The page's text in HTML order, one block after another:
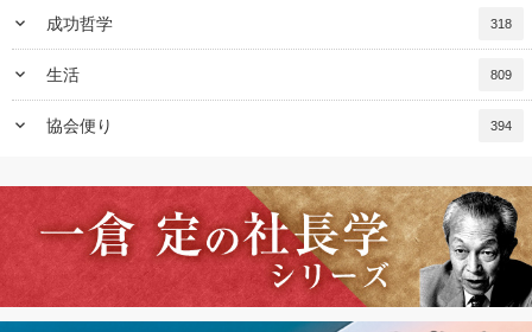
keyboard_arrow_down 成功哲学 318
keyboard_arrow_down 生活 809
keyboard_arrow_down 協会便り 394